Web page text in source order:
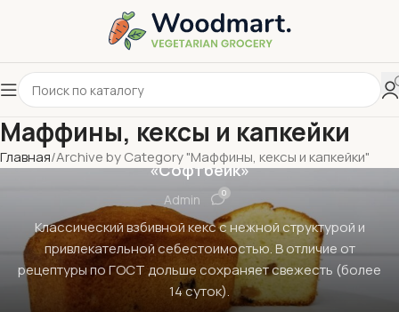
Маффины, кексы и капкейки
Главная Archive by Category "Маффины, кексы и капкейки"
Кекс «Столичный» с использованием
«Софтбейк»
Admin 0
Классический взбивной кекс с нежной структурой и
привлекательной себестоимостью. В отличие от
рецептуры по ГОСТ дольше сохраняет свежесть (более
14 суток).